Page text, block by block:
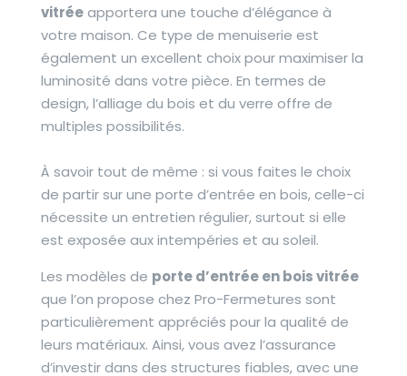
vitréeapportera une touche d’élégance à
votre maison. Ce type de menuiserie est
également un excellent choix pour maximiser la
luminosité dans votre pièce. En termes de
design, l’alliage du bois et du verre offre de
multiples possibilités.
À savoir tout de même : si vous faites le choix
de partir sur une porte d’entrée en bois, celle-ci
nécessite un entretien régulier, surtout si elle
est exposée aux intempéries et au soleil.
Les modèles de porte d’entrée en bois vitrée
que l’on propose chez Pro-Fermetures sont
particulièrement appréciés pour la qualité de
leurs matériaux. Ainsi, vous avez l’assurance
d’investir dans des structures fiables, avec une